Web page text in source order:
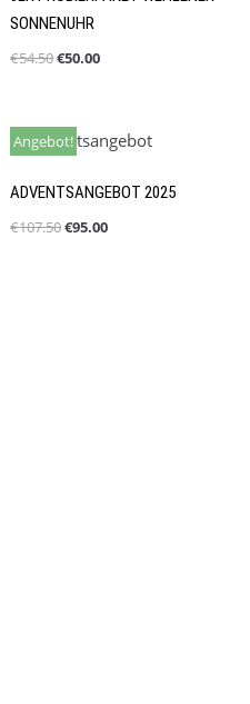
SONNENUHR
€54.50€50.00
Angebot!
ADVENTSANGEBOT 2025
€107.50€95.00